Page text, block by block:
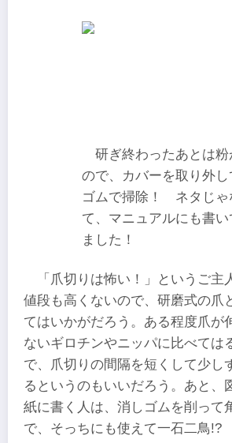
研ぎ終わったあとは粉
ので、カバーを取り外し
ゴムで掃除！ ネタじゃ
て、マニュアルにも書い
ました！
「爪切りは怖い！」というご主
値段も高くないので、研磨式の爪
てはいかがだろう。ある程度爪が
ないギロチンやニッパに比べては
で、爪切りの間隔を短くして少し
るというのもいいだろう。あと、
紙に書く人は、消しゴムを削って
で、そっちにも使えて一石二鳥!?